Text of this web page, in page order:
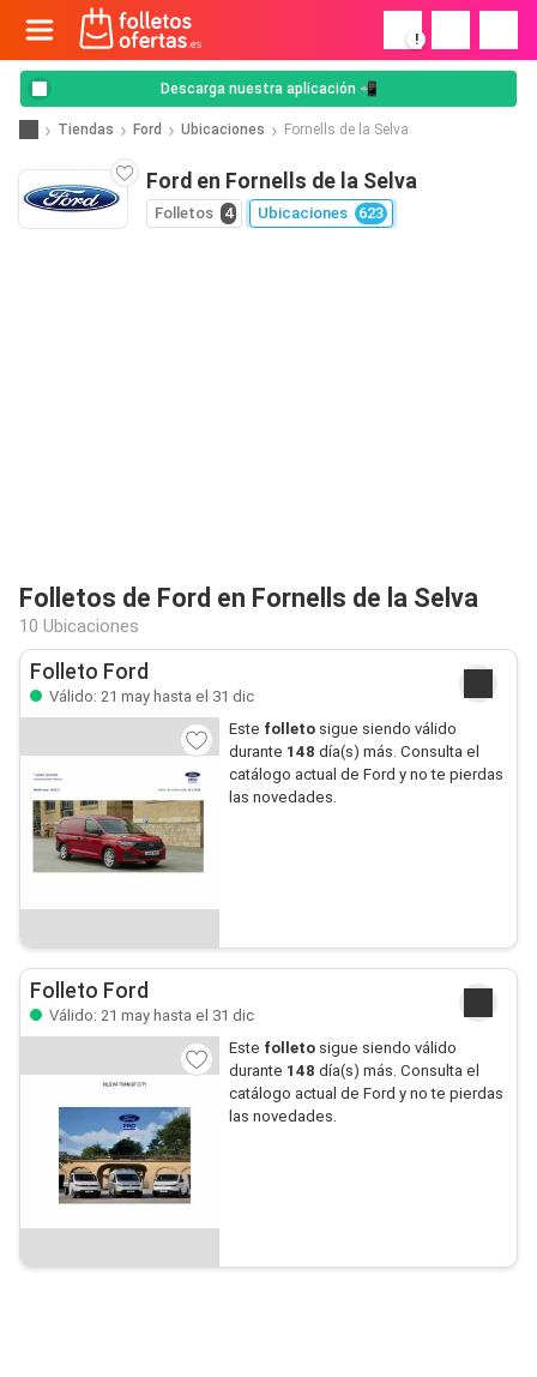
!
Descarga nuestra aplicación 📲
Tiendas Ford Ubicaciones Fornells de la Selva
Ford en Fornells de la Selva
Folletos 4 Ubicaciones 623
Folletos de Ford en Fornells de la Selva
10 Ubicaciones
Folleto Ford
Válido: 21 may hasta el 31 dic
Este folletosigue siendo válido
durante 148 día(s) más. Consulta el
catálogo actual de Ford y no te pierdas
las novedades.
Folleto Ford
Válido: 21 may hasta el 31 dic
Este folletosigue siendo válido
durante 148 día(s) más. Consulta el
catálogo actual de Ford y no te pierdas
las novedades.